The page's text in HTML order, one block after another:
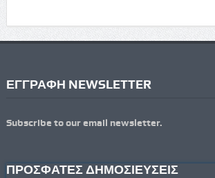
ΕΓΓΡΑΦΗ NEWSLETTER
Subscribe to our email newsletter.
ΠΡΟΣΦΑΤΕΣ ΔΗΜΟΣΙΕΥΣΕΙΣ